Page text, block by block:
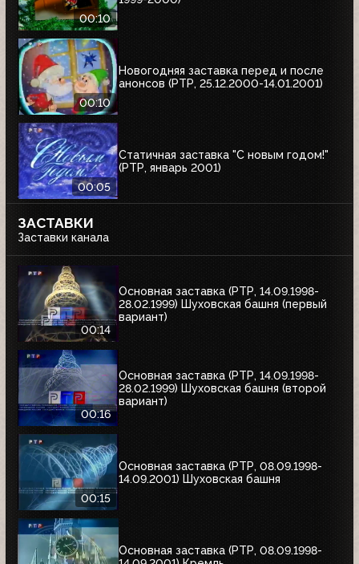
00:10
00:10
Новогодняя заставка перед и после
анонсов (РТР, 25.12.2000-14.01.2001)
00:05
Статичная заставка "С новым годом!"
(РТР, январь 2001)
ЗАСТАВКИ
Заставки канала
00:14
Основная заставка (РТР, 14.09.1998-
28.02.1999) Шуховская башня (первый
вариант)
00:16
Основная заставка (РТР, 14.09.1998-
28.02.1999) Шуховская башня (второй
вариант)
00:15
Основная заставка (РТР, 08.09.1998-
14.09.2001) Шуховская башня
Основная заставка (РТР, 08.09.1998-